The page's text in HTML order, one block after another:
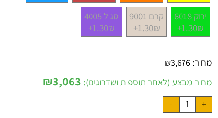
ירוק 6018
1.30₪+
קרם 9001
1.30₪+
סגול 4005
1.30₪+
מחיר: ₪3,676
מחיר מבצע (לאחר תוספות ושדרוגים): ₪3,063